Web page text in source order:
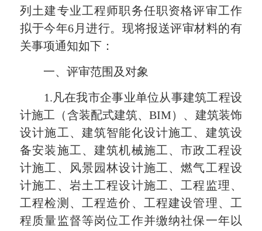
列土建专业工程师职务任职资格评审工作
拟于今年6月进行。现将报送评审材料的有
关事项通知如下：
一、评审范围及对象
1.凡在我市企事业单位从事建筑工程设
计施工（含装配式建筑、BIM）、建筑装饰
设计施工、建筑智能化设计施工、建筑设
备安装施工、建筑机械施工、市政工程设
计施工、风景园林设计施工、燃气工程设
计施工、岩土工程设计施工、工程监理、
工程检测、工程造价、工程建设管理、工
程质量监督等岗位工作并缴纳社保一年以